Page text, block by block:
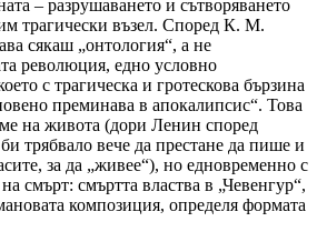
– разрушаването и сътворяването
трагически възел. Според К. М.
сякаш „онтология“, а не
революция, едно условно
с трагическа и гротескова бързина
преминава в апокалипсис“. Това
на живота (дори Ленин според
трябвало вече да престане да пише и
за да „живее“), но едновременно с
смърт: смъртта властва в „Чевенгур“,
композиция, определя формата